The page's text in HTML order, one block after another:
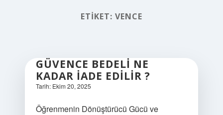
ETIKET: VENCE
GÜVENCE BEDELI NE
KADAR IADE EDILIR ?
Tarih: Ekim 20, 2025
Öğrenmenin Dönüştürücü Gücü ve